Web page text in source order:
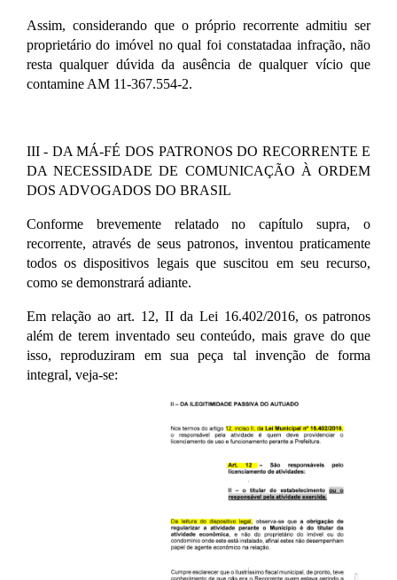
Assim, considerando que o próprio recorrente admitiu ser
proprietário do imóvel no qual foi constatadaa infração, não
resta qualquer dúvida da ausência de qualquer vício que
contamine AM 11-367.554-2.
III - DA MÁ-FÉ DOS PATRONOS DO RECORRENTE E
DA NECESSIDADE DE COMUNICAÇÃO À ORDEM
DOS ADVOGADOS DO BRASIL
Conforme brevemente relatado no capítulo supra, o
recorrente, através de seus patronos, inventou praticamente
todos os dispositivos legais que suscitou em seu recurso,
como se demonstrará adiante.
Em relação ao art. 12, II da Lei 16.402/2016, os patronos
além de terem inventado seu conteúdo, mais grave do que
isso, reproduziram em sua peça tal invenção de forma
integral, veja-se: